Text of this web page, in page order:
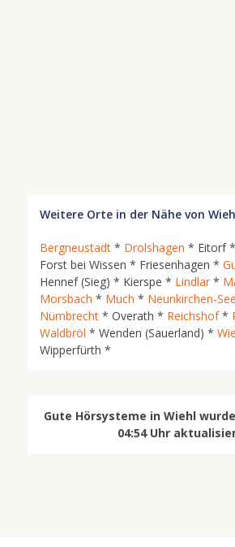
Weitere Orte in der Nähe von
Bergneustadt * Drolshagen * Eitorf *
Forst bei Wissen * Friesenhagen *
Hennef (Sieg) * Kierspe * Lindlar *
Morsbach * Much * Neunkirchen-
Nümbrecht * Overath * Reichshof*
Waldbröl * Wenden (Sauerland) *
Wipperfürth *
Gute Hörsysteme in Wiehl
04:54 Uhr